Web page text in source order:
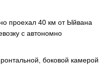
проехал 40 км от Ыйвана
с автономно
боковой камерой